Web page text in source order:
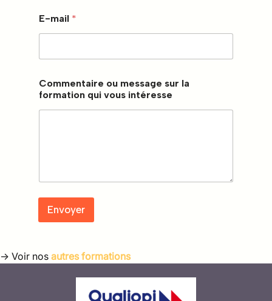
v
o
-
m
a
i
E-mail *
Commentaire ou message sur la
formation qui vous intéresse
Envoyer
-> Voir nos autres formations